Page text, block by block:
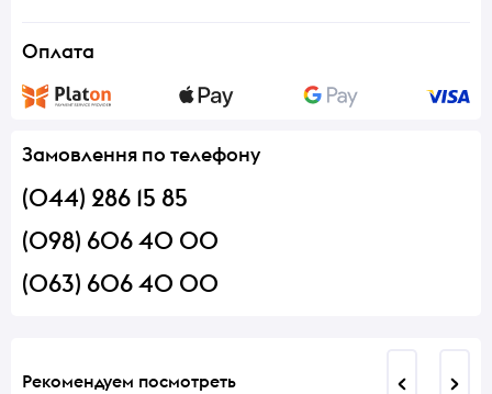
Оплата
Замовлення по телефону
(044) 286 15 85
(098) 606 40 00
(063) 606 40 00
Рекомендуем посмотреть